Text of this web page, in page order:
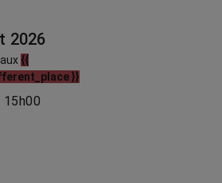
2026
{{
}}
15h00